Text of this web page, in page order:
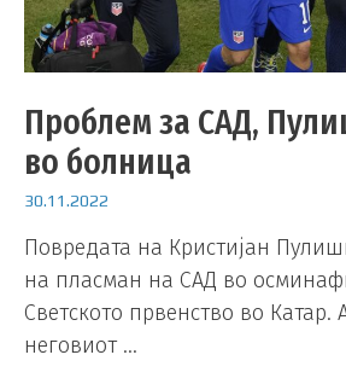
Проблем за САД,
во болница
30.11.2022
Повредата на Кристијан
на пласман на САД во
Светското првенство во Катар.
неговиот …